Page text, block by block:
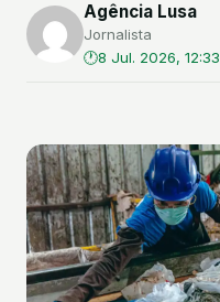
Agência Lusa
Jornalista
8 Jul. 2026, 12:33